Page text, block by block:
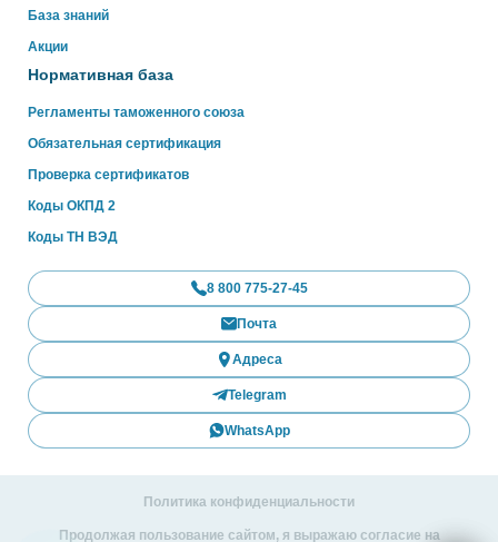
База знаний
Акции
Нормативная база
Регламенты таможенного союза
Обязательная сертификация
Проверка сертификатов
Коды ОКПД 2
Коды ТН ВЭД
8 800 775-27-45
Почта
Адреса
Telegram
WhatsApp
Политика конфиденциальности
Продолжая пользование сайтом, я выражаю согласие на